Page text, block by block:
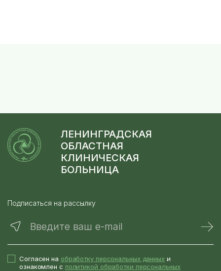
ЛЕНИНГРАДСКАЯ
ОБЛАСТНАЯ
КЛИНИЧЕСКАЯ
БОЛЬНИЦА
Подписаться на рассылку
Введите ваш e-mail
Согласен на обработку персональных данных и
ознакомлен с политикой обработки персональных